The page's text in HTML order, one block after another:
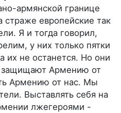
армянской границе
страже европейские так
Я и тогда говорил,
у них только пятки
их не останется. Но они
защищают Армению от
Армению от нас. Мы
Выставлять себя на
лжегероями -